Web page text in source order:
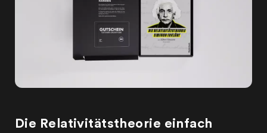
Die Relativitätstheorie einfach